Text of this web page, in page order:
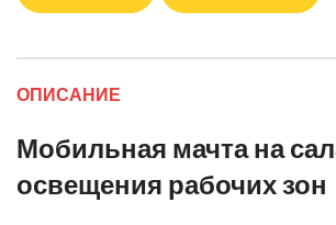
ОПИСАНИЕ
Мобильная мачта на
освещения рабочих зон